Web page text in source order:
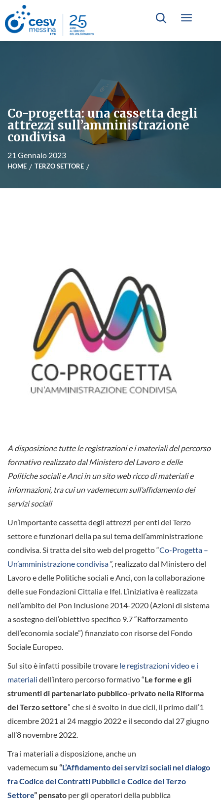
Co-progetta: una cassetta degli
attrezzi sull’amministrazione
condivisa
21 Gennaio 2023
HOME TERZO SETTORE
A disposizione tutte le registrazioni e i materiali del percorso
formativo realizzato dal Ministero del Lavoro e delle
Politiche sociali e Anci in un sito web ricco di materiali e
informazioni, tra cui un vademecum sull’affidamento dei
servizi sociali
Un’importante cassetta degli attrezzi per enti del Terzo
settore e funzionari della pa sul tema dell’amministrazione
condivisa. Si tratta del sito web del progetto “Co-Progetta –
Un’amministrazione condivisa”, realizzato dal Ministero del
Lavoro e delle Politiche sociali e Anci, con la collaborazione
delle sue Fondazioni Cittalia e Ifel. L’iniziativa è realizzata
nell’ambito del Pon Inclusione 2014-2020 (Azioni di sistema
a sostegno dell’obiettivo specifico 9.7 “Rafforzamento
dell’economia sociale”) finanziato con risorse del Fondo
Sociale Europeo.
Sul sito è infatti possibile trovare le registrazioni video e i
materiali dell’intero percorso formativo “Le forme e gli
strumenti di partenariato pubblico-privato nella Riforma
del Terzo settore” che si è svolto in due cicli, il primo dall’1
dicembre 2021 al 24 maggio 2022 e il secondo dal 27 giugno
all’8 novembre 2022.
Tra i materiali a disposizione, anche un
vademecumsu “L’Affidamento dei servizi sociali nel dialogo
fra Codice dei Contratti Pubblici e Codice del Terzo
Settore” pensato per gli operatori della pubblica